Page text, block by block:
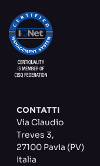
CONTATTI
Via Claudio
Treves 3,
27100 Pavia (PV)
Italia